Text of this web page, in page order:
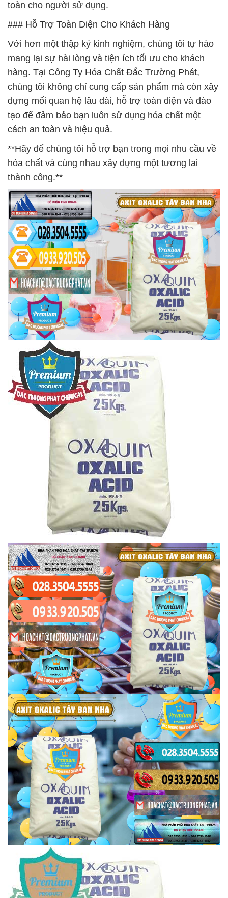
toàn cho người sử dụng.
### Hỗ Trợ Toàn Diện Cho Khách Hàng
Với hơn một thập kỷ kinh nghiệm, chúng tôi tự hào
mang lại sự hài lòng và tiện ích tối ưu cho khách
hàng. Tại Công Ty Hóa Chất Đắc Trường Phát,
chúng tôi không chỉ cung cấp sản phẩm mà còn xây
dựng mối quan hệ lâu dài, hỗ trợ toàn diện và đào
tạo để đảm bảo bạn luôn sử dụng hóa chất một
cách an toàn và hiệu quả.
**Hãy để chúng tôi hỗ trợ bạn trong mọi nhu cầu về
hóa chất và cùng nhau xây dựng một tương lai
thành công.**